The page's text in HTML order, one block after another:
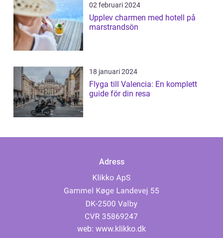
02 februari 2024
Upplev charmen med hotell på
marstrandsön
18 januari 2024
Flyga till Valencia: En komplett
guide för din resa
Adress
web: www.klikko.dk